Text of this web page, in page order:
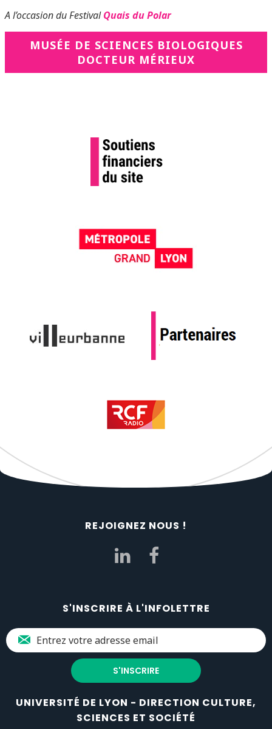
A l’occasion duFestivalQuais du Polar
MUSÉE DE SCIENCES BIOLOGIQUES
DOCTEUR MÉRIEUX
REJOIGNEZ NOUS !
S'INSCRIRE À L'INFOLETTRE
UNIVERSITÉ DE LYON - DIRECTION CULTURE,
SCIENCES ET SOCIÉTÉ